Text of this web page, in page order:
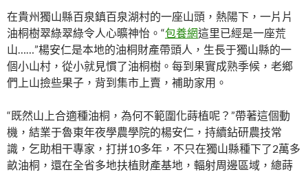
在貴州獨山縣百泉鎮百泉湖村的一座山頭，熱陽下，一片片
油桐樹翠綠翠綠令人心曠神怡。“包養網這里已經是一座荒
山……”楊安仁是本地的油桐財產帶頭人，生長于獨山縣的一
個小山村，從小就見慣了油桐樹。每到果實成熟季候，老鄉
們上山撿些果子，背到集市上賣，補助家用。
“既然山上合適種油桐，為何不範圍化蒔植呢？”帶著這個動
機，結業于魯東年夜學農學院的楊安仁，持續鉆研農技常
識，乞助相干專家，打拼10多年，不只在獨山縣種下了2萬多
畝油桐，還在全省多地扶植財產基地，輻射周邊區域，總蒔